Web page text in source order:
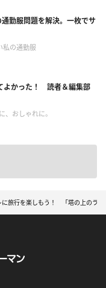
通勤服問題を解決。一枚でサ
私の通勤服
よかった！ 読者＆編集部
、おしゃれに。
に旅行を楽しもう！ 「塔の上のラ